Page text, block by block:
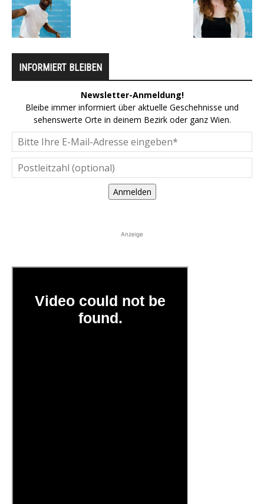
INFORMIERT BLEIBEN
Newsletter-Anmeldung!
Bleibe immer informiert über aktuelle Geschehnisse und
sehenswerte Orte in deinem Bezirk oder ganz Wien.
Anmelden
Anzeige